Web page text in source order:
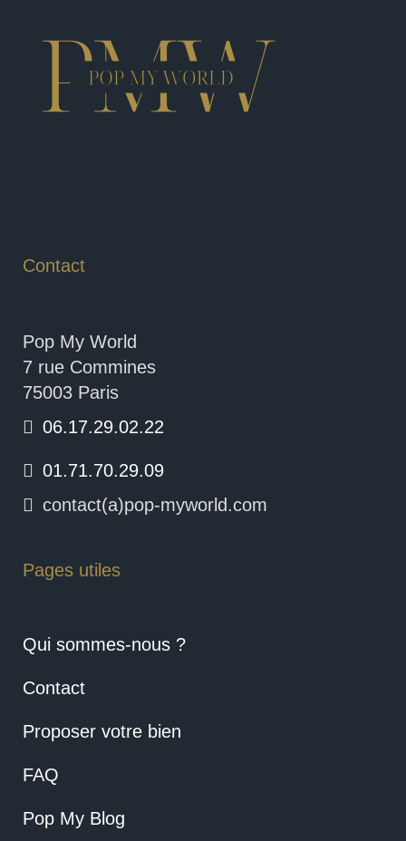
Contact
Pop My World
7 rue Commines
75003 Paris
06.17.29.02.22
01.71.70.29.09
contact(a)pop-myworld.com
Pages utiles
Qui sommes-nous ?
Contact
Proposer votre bien
FAQ
Pop My Blog